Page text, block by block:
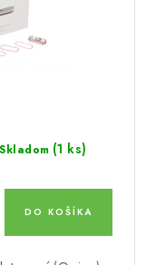
Skladom (1 ks)
DO KOŠÍKA